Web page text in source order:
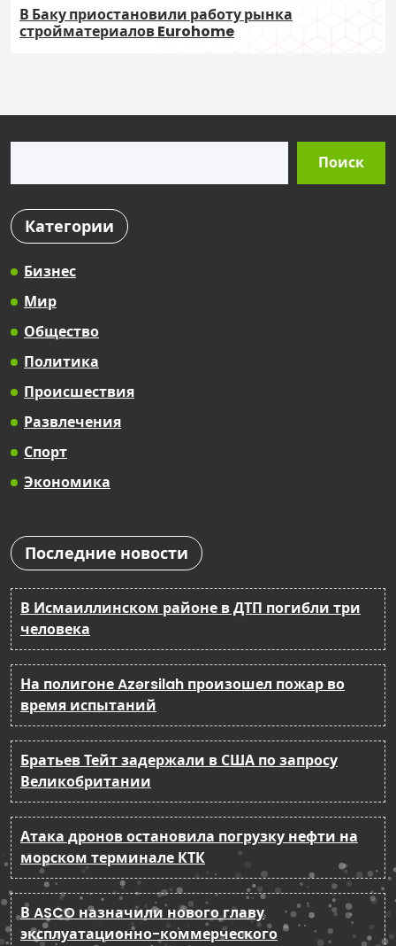
В Баку приостановили работу рынка
стройматериалов Eurohome
Поиск
Категории
Бизнес
Мир
Общество
Политика
Происшествия
Развлечения
Спорт
Экономика
Последние новости
В Исмаиллинском районе в ДТП погибли три
человека
На полигоне Azərsilah произошел пожар во
время испытаний
Братьев Тейт задержали в США по запросу
Великобритании
Атака дронов остановила погрузку нефти на
морском терминале КТК
В ASCO назначили нового главу
эксплуатационно-коммерческого